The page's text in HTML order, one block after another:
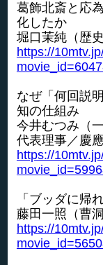
葛飾北斎と応
化したか
堀口茉純（歴
https://
なぜ「何回説
知の仕組み
今井むつみ（
代表理事／慶
https://
「ブッダに
藤田一照（曹
https://